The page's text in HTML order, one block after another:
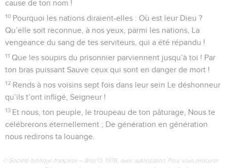
cause de ton nom !
10 Pourquoi les nations diraient-elles : Où est leur Dieu ?
Qu’elle soit reconnue, à nos yeux, parmi les nations, La
vengeance du sang de tes serviteurs, qui a été répandu !
11 Que les soupirs du prisonnier parviennent jusqu’à toi ! Par
ton bras puissant Sauve ceux qui sont en danger de mort !
12 Rends à nos voisins sept fois dans leur sein Le déshonneur
qu’ils t’ont infligé, Seigneur !
13 Et nous, ton peuple, le troupeau de ton pâturage, Nous te
célébrerons éternellement ; De génération en génération
nous redirons ta louange.
© Société biblique française – Bibli’O, 1978, avec autorisation. Pour vous procurer